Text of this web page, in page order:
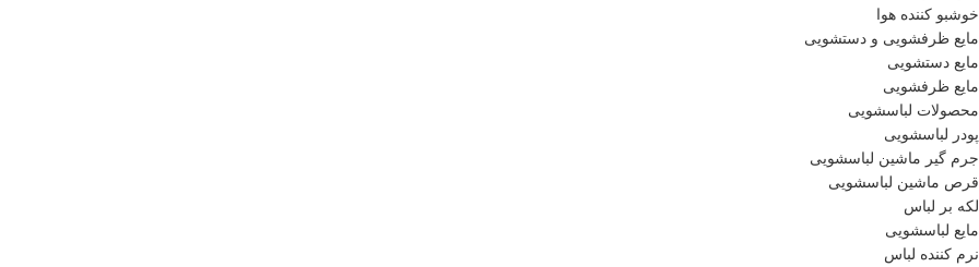
خوشبو کننده هوا
مایع ظرفشویی و دستشویی
مایع دستشویی
مایع ظرفشویی
محصولات لباسشویی
پودر لباسشویی
جرم گیر ماشین لباسشویی
قرص ماشین لباسشویی
لکه بر لباس
مایع لباسشویی
نرم کننده لباس